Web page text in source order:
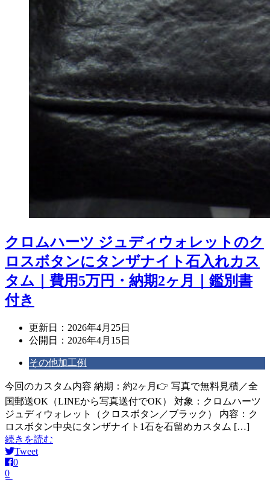
クロムハーツ ジュディウォレットのク
ロスボタンにタンザナイト石入れカス
タム｜費用5万円・納期2ヶ月｜鑑別書
付き
更新日： 2026年4月25日
公開日： 2026年4月15日
その他加工例
今回のカスタム内容 納期：約2ヶ月👉 写真で無料見積／全
国郵送OK（LINEから写真送付でOK） 対象：クロムハーツ
ジュディウォレット（クロスボタン／ブラック） 内容：ク
ロスボタン中央にタンザナイト1石を石留めカスタム […]
続きを読む
Tweet
0
0